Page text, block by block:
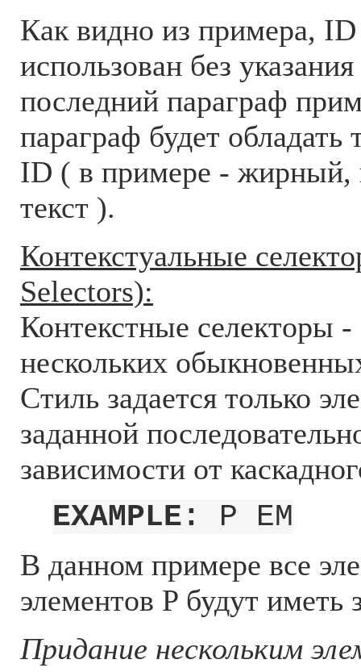
Как видно из примера,
использован без
последний параграф
параграф будет обладать
ID ( в примере - жирный,
текст ).
Контекстуальные
Selectors):
Контекстные селекторы -
нескольких
Стиль задается только
заданной
зависимости от
EXAMPLE: P EM
В данном примере все
элементов P будут иметь
Придание нескольким